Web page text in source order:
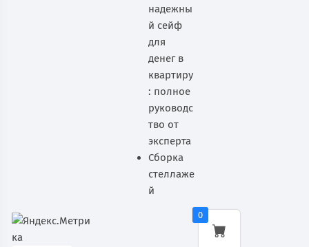
надежны
й сейф
для
денег в
квартиру
: полное
руководс
тво от
эксперта
Сборка
стеллаже
й
0